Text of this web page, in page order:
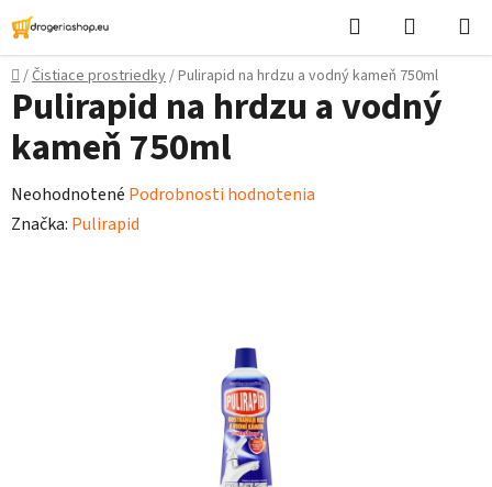
Prejsť
na
obsah
Hľadať
košík
Domov
/Čistiace prostriedky/Pulirapid na hrdzu a vodný kameň 750ml
Pulirapid na hrdzu a vodný
kameň 750ml
Priemerné
hodnotenie
Neohodnotené Podrobnosti hodnotenia
Značka: Pulirapid